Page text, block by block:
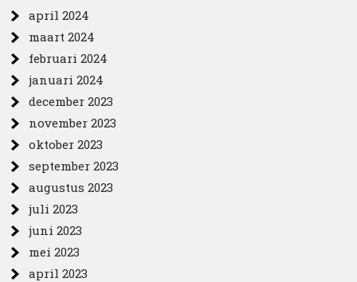
april 2024
maart 2024
februari 2024
januari 2024
december 2023
november 2023
oktober 2023
september 2023
augustus 2023
juli 2023
juni 2023
mei 2023
april 2023